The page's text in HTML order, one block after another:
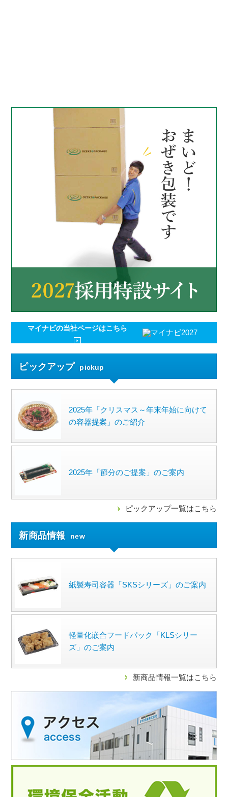
マイナビの当社ページはこちら
ピックアップ pickup
2025年「クリスマス～年末年始に向けて
の容器提案」のご紹介
2025年「節分のご提案」のご案内
ピックアップ一覧はこちら
新商品情報 new
紙製寿司容器「SKSシリーズ」のご案内
軽量化嵌合フードパック「KLSシリー
ズ」のご案内
新商品情報一覧はこちら